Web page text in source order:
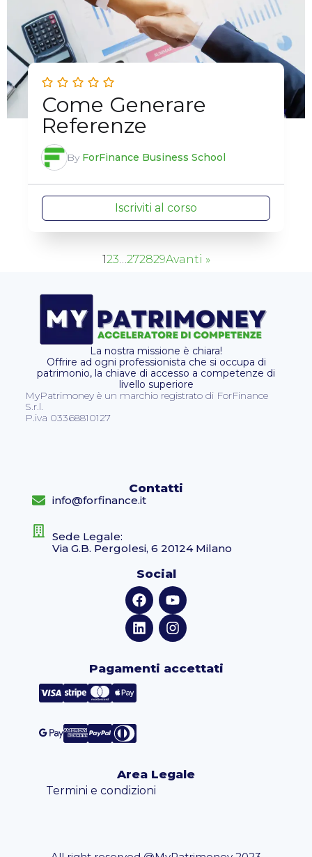
Come Generare
Referenze
By ForFinance Business School
Iscriviti al corso
123…272829Avanti »
La nostra missione è chiara!
Offrire ad ogni professionista che si occupa di
patrimonio, la chiave di accesso a competenze di
livello superiore
MyPatrimoney è un marchio registrato di ForFinance
S.r.l.
P.iva 03368810127
Contatti
info@forfinance.it
Sede Legale:
Via G.B. Pergolesi, 6 20124 Milano
Social
Pagamenti accettati
Area Legale
Termini e condizioni